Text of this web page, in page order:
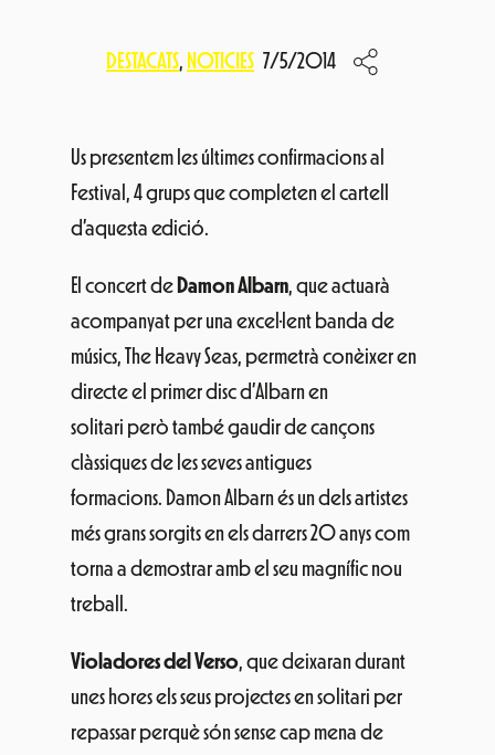
DESTACATS, NOTICIES 7/5/2014
Us presentem les últimes confirmacions al
Festival, 4 grups que completen el cartell
d’aquesta edició.
El concert de Damon Albarn, que actuarà
acompanyat per una excel·lent banda de
músics, The Heavy Seas, permetrà conèixer en
directe el primer disc d’Albarn en
solitari però també gaudir de cançons
clàssiques de les seves antigues
formacions. Damon Albarn és un dels artistes
més grans sorgits en els darrers 20 anys com
torna a demostrar amb el seu magnífic nou
treball.
Violadores del Verso, que deixaran durant
unes hores els seus projectes en solitari per
repassar perquè són sense cap mena de